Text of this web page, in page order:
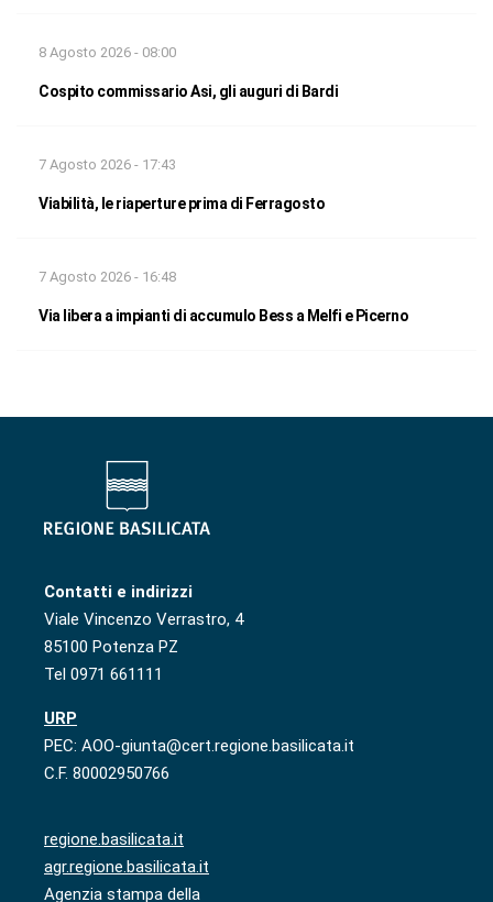
8 Agosto 2026 - 08:00
Cospito commissario Asi, gli auguri di Bardi
7 Agosto 2026 - 17:43
Viabilità, le riaperture prima di Ferragosto
7 Agosto 2026 - 16:48
Via libera a impianti di accumulo Bess a Melfi e Picerno
Contatti e indirizzi
Viale Vincenzo Verrastro, 4
85100 Potenza PZ
Tel 0971 661111
URP
PEC: AOO-giunta@cert.regione.basilicata.it
C.F. 80002950766
regione.basilicata.it
agr.regione.basilicata.it
Agenzia stampa della